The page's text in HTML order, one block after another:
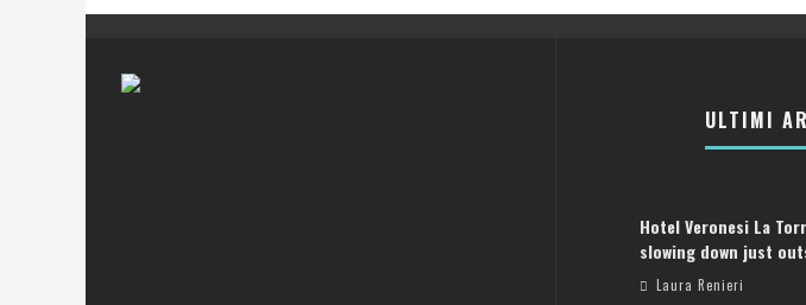
ULTIMI
Hotel Veronesi La
slowing down just
Laura Renieri